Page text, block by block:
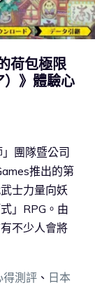
荷包極限
》體驗心
團隊暨公司
推出的第
士力量向妖
」RPG。由
不少人會將
得測評、 日本